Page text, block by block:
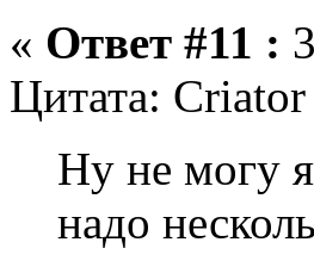
« Ответ #11 :
Цитата: Criator
Ну не могу
надо